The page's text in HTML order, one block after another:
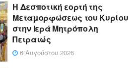
Η Δεσποτική εορτή της
Μεταμορφώσεως του Κυρίου
στην Ιερά Μητρόπολη
Πειραιώς
6 Αυγούστου 2026